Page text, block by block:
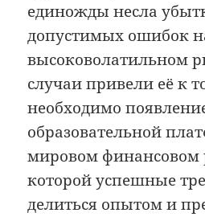
единожды несла
допустимых ошибок
высоковолатильном
случаи привели её к
необходимо
образовательной
мировом финансовом
которой успешные
делиться опытом и